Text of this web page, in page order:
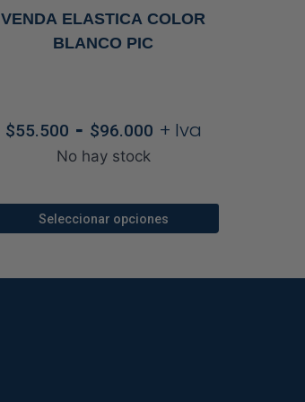
VENDA ELASTICA COLOR
BLANCO PIC
$55.500 - $96.000Rango
desde
$55.500
+ Iva
No hay stock
Seleccionar opciones